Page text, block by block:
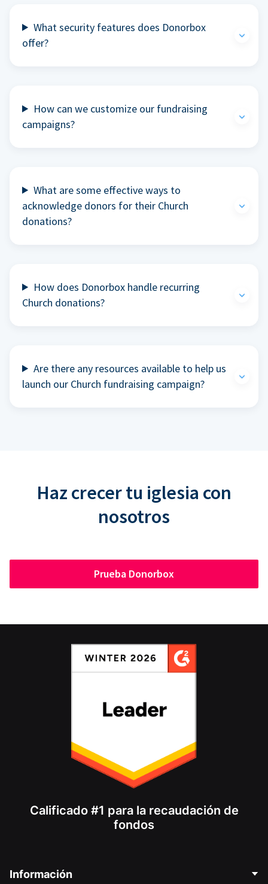
What security features does Donorbox
offer?
How can we customize our fundraising
campaigns?
What are some effective ways to
acknowledge donors for their Church
donations?
How does Donorbox handle recurring
Church donations?
Are there any resources available to help us
launch our Church fundraising campaign?
Haz crecer tu iglesia con
nosotros
Prueba Donorbox
Calificado #1 para la recaudación de
fondos
Información